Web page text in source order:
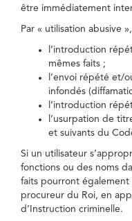
être immédiatement
Par « utilisation abusive
l’introduction
mêmes faits ;
l’envoi répété et/
infondés
l’introduction
l’usurpation de
et suivants du
Si un utilisateur
fonctions ou des noms
faits pourront également
procureur du Roi, en
d’Instruction criminelle.